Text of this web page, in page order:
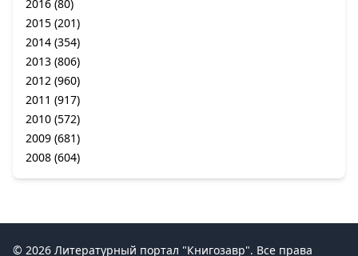
2016 (80)
2015 (201)
2014 (354)
2013 (806)
2012 (960)
2011 (917)
2010 (572)
2009 (681)
2008 (604)
© 2026 Литературный портал "Книгозавр". Все права